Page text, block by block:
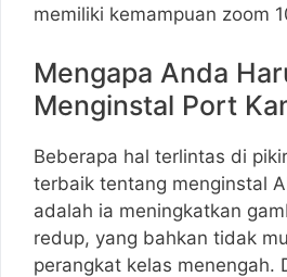
memiliki kemampuan zoom
Mengapa Anda
Menginstal Port
Beberapa hal terlintas di
terbaik tentang menginstal
adalah ia meningkatkan
redup, yang bahkan tidak
perangkat kelas menengah.